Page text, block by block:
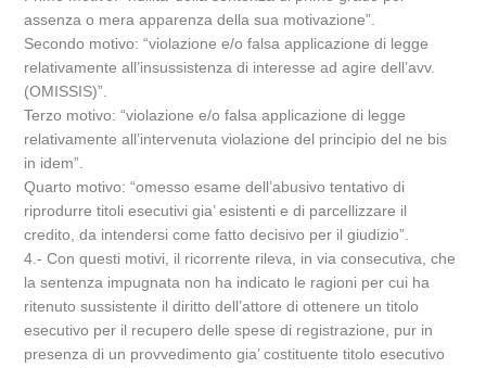
assenza o mera apparenza della sua motivazione”.
Secondo motivo: “violazione e/o falsa applicazione di legge
relativamente all’insussistenza di interesse ad agire dell’avv.
(OMISSIS)”.
Terzo motivo: “violazione e/o falsa applicazione di legge
relativamente all’intervenuta violazione del principio del ne bis
in idem”.
Quarto motivo: “omesso esame dell’abusivo tentativo di
riprodurre titoli esecutivi gia’ esistenti e di parcellizzare il
credito, da intendersi come fatto decisivo per il giudizio”.
4.- Con questi motivi, il ricorrente rileva, in via consecutiva, che
la sentenza impugnata non ha indicato le ragioni per cui ha
ritenuto sussistente il diritto dell’attore di ottenere un titolo
esecutivo per il recupero delle spese di registrazione, pur in
presenza di un provvedimento gia’ costituente titolo esecutivo